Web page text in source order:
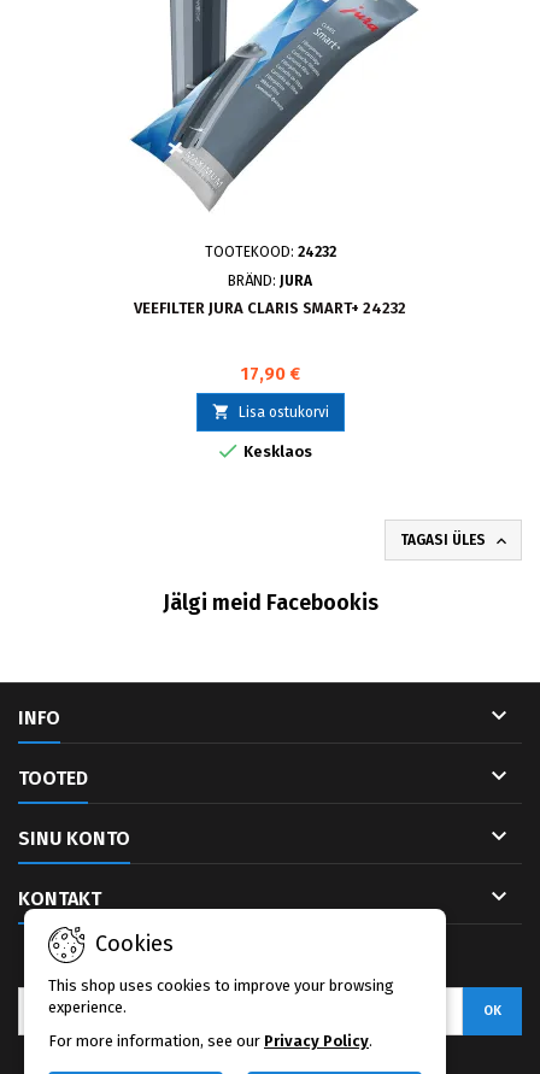
TOOTEKOOD: 24232
BRÄND: JURA
VEEFILTER JURA CLARIS SMART+ 24232
17,90 €
 Lisa ostukorvi
 Kesklaos
TAGASI ÜLES 
Jälgi meid Facebookis
INFO 
TOOTED 
SINU KONTO 
KONTAKT 
Cookies
This shop uses cookies to improve your browsing
experience.
For more information, see our Privacy Policy.